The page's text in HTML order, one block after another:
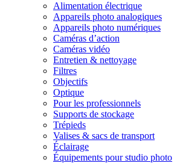
Alimentation électrique
Appareils photo analogiques
Appareils photo numériques
Caméras d’action
Caméras vidéo
Entretien & nettoyage
Filtres
Objectifs
Optique
Pour les professionnels
Supports de stockage
Trépieds
Valises & sacs de transport
Éclairage
Équipements pour studio photo